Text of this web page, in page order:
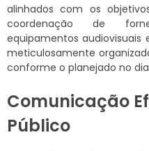
alinhados com os
coordenação de
equipamentos
meticulosamente
conforme o planejado no
Comunicação
Público